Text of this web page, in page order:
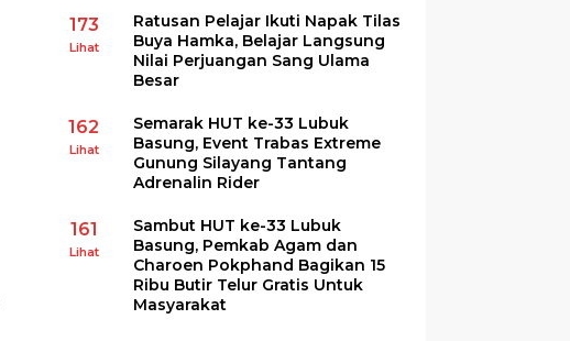
173
Lihat
Ratusan Pelajar Ikuti Napak Tilas
Buya Hamka, Belajar Langsung
Nilai Perjuangan Sang Ulama
Besar
162
Lihat
Semarak HUT ke-33 Lubuk
Basung, Event Trabas Extreme
Gunung Silayang Tantang
Adrenalin Rider
161
Lihat
Sambut HUT ke-33 Lubuk
Basung, Pemkab Agam dan
Charoen Pokphand Bagikan 15
Ribu Butir Telur Gratis Untuk
Masyarakat